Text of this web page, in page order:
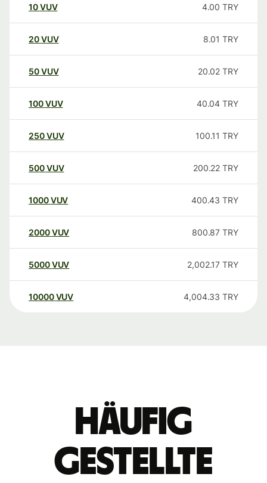
10VUV 4.00 TRY
20VUV 8.01 TRY
50VUV 20.02 TRY
100VUV 40.04 TRY
250VUV 100.11 TRY
500VUV 200.22 TRY
1000VUV 400.43 TRY
2000VUV 800.87 TRY
5000VUV 2,002.17 TRY
10000 VUV 4,004.33 TRY
Häufig
gestellte